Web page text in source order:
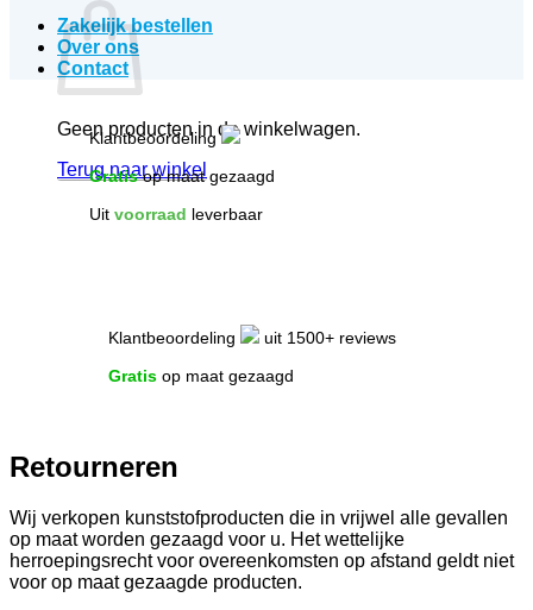
Geen producten in de winkelwagen.
Terug naar winkel
Zakelijk bestellen
Over ons
Contact
Klantbeoordeling
Gratisop maat gezaagd
Uit voorraad leverbaar
Klantbeoordeling
uit 1500+ reviews
Gratis op maat gezaagd
Retourneren
Wij verkopen kunststofproducten die in vrijwel alle gevallen
op maat worden gezaagd voor u. Het wettelijke
herroepingsrecht voor overeenkomsten op afstand geldt niet
voor op maat gezaagde producten.